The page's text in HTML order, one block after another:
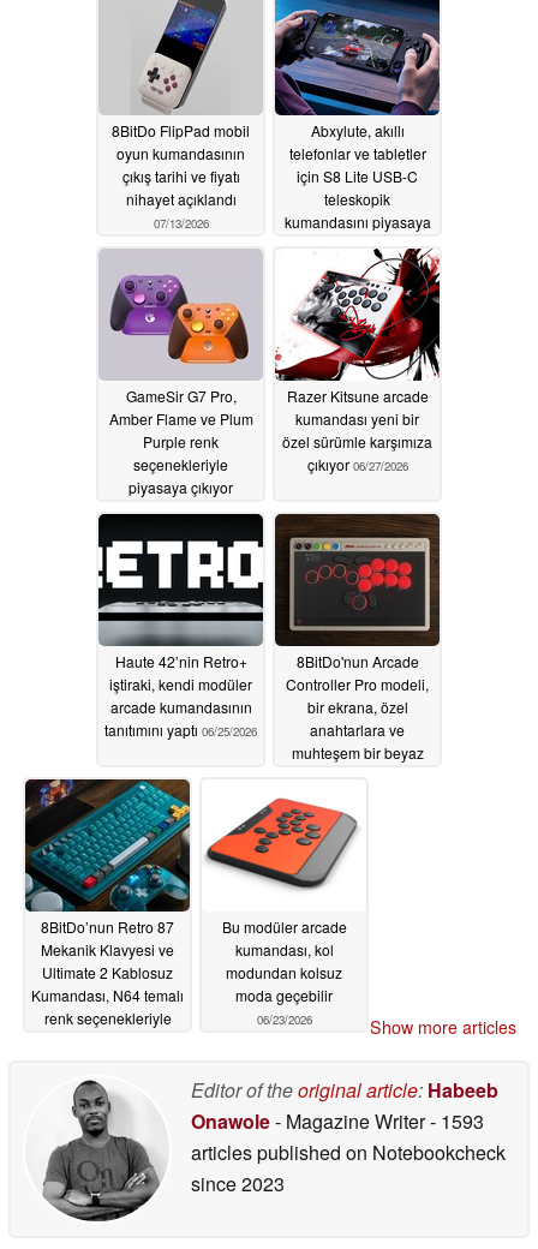
8BitDo FlipPad mobil
oyun kumandasının
çıkış tarihi ve fiyatı
nihayet açıklandı
07/13/2026
Abxylute, akıllı
telefonlar ve tabletler
için S8 Lite USB-C
teleskopik
kumandasını piyasaya
07/07/2026
GameSir G7 Pro,
Amber Flame ve Plum
Purple renk
seçenekleriyle
piyasaya çıkıyor
07/02/2026
Razer Kitsune arcade
kumandası yeni bir
özel sürümle karşımıza
çıkıyor 06/27/2026
Haute 42’nin Retro+
iştiraki, kendi modüler
arcade kumandasının
tanıtımını yaptı 06/25/2026
8BitDo'nun Arcade
Controller Pro modeli,
bir ekrana, özel
anahtarlara ve
muhteşem bir beyaz
8BitDo’nun Retro 87
Mekanik Klavyesi ve
Ultimate 2 Kablosuz
Kumandası, N64 temalı
renk seçenekleriyle
Bu modüler arcade
kumandası, kol
modundan kolsuz
moda geçebilir
06/23/2026 Show more articles
Editor of theoriginal article: Habeeb
Onawole- Magazine Writer- 1593
articles published on Notebookcheck
since 2023